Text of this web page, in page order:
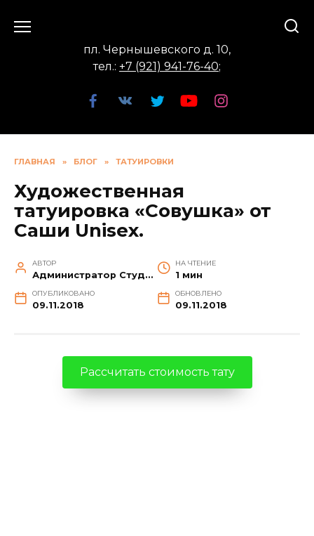
пл. Чернышевского д. 10,
тел.: +7 (921) 941-76-40;
ГЛАВНАЯ » БЛОГ » ТАТУИРОВКИ
Художественная
татуировка «Совушка» от
Саши Unisex.
АВТОР
Администратор Студии
НА ЧТЕНИЕ
1 мин
ОПУБЛИКОВАНО
09.11.2018
ОБНОВЛЕНО
09.11.2018
Рассчитать стоимость тату